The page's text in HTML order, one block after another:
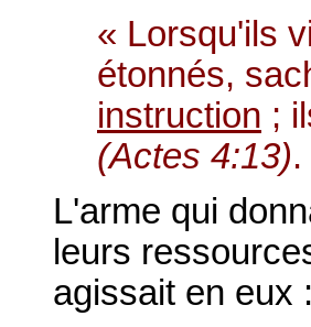
« Lorsqu'ils
étonnés,
instruction ;
(Actes 4:13).
L'arme qui
leurs
agissait en eux :